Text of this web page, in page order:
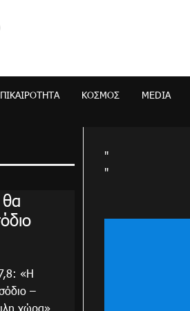
ΚΌΣΜΟΣ MEDIA
«Η
–
χώρα»
"
"